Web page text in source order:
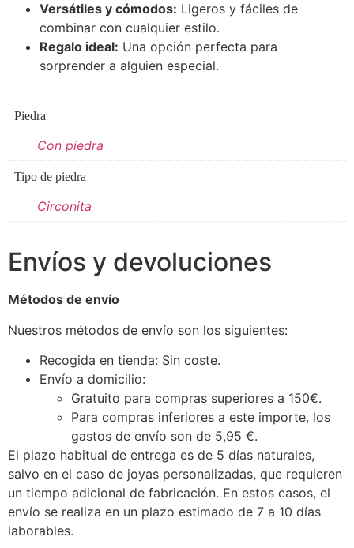
Versátiles y cómodos: Ligeros y fáciles de
combinar con cualquier estilo.
Regalo ideal: Una opción perfecta para
sorprender a alguien especial.
Piedra
Con piedra
Tipo de piedra
Circonita
Envíos y devoluciones
Métodos de envío
Nuestros métodos de envío son los siguientes:
Recogida en tienda: Sin coste.
Envío a domicilio:
Gratuito para compras superiores a 150€.
Para compras inferiores a este importe, los
gastos de envío son de 5,95 €.
El plazo habitual de entrega es de 5 días naturales,
salvo en el caso de joyas personalizadas, que requieren
un tiempo adicional de fabricación. En estos casos, el
envío se realiza en un plazo estimado de 7 a 10 días
laborables.